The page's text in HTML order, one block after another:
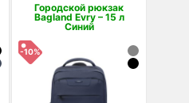
Городской рюкзак
Bagland Evry – 15 л
Синий
-10%